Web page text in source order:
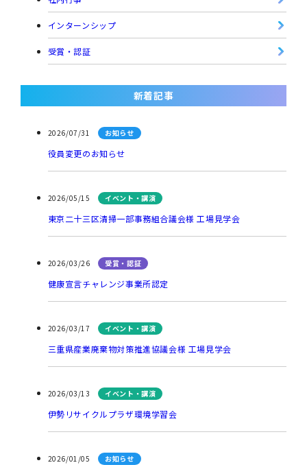
インターンシップ
受賞・認証
新着記事
2026/07/31 お知らせ
役員変更のお知らせ
2026/05/15 イベント・講演
東京二十三区清掃一部事務組合議会様 工場見学会
2026/03/26 受賞・認証
健康宣言チャレンジ事業所認定
2026/03/17 イベント・講演
三重県産業廃棄物対策推進協議会様 工場見学会
2026/03/13 イベント・講演
伊勢リサイクルプラザ環境学習会
2026/01/05 お知らせ